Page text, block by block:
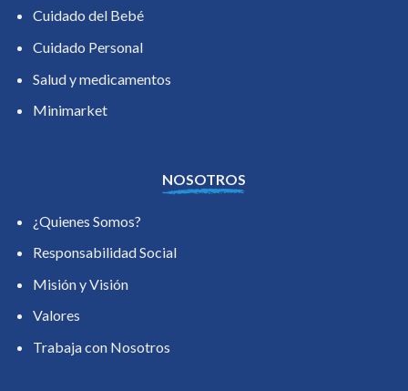
Cuidado del Bebé
Cuidado Personal
Salud y medicamentos
Minimarket
NOSOTROS
¿Quienes Somos?
Responsabilidad Social
Misión y Visión
Valores
Trabaja con Nosotros